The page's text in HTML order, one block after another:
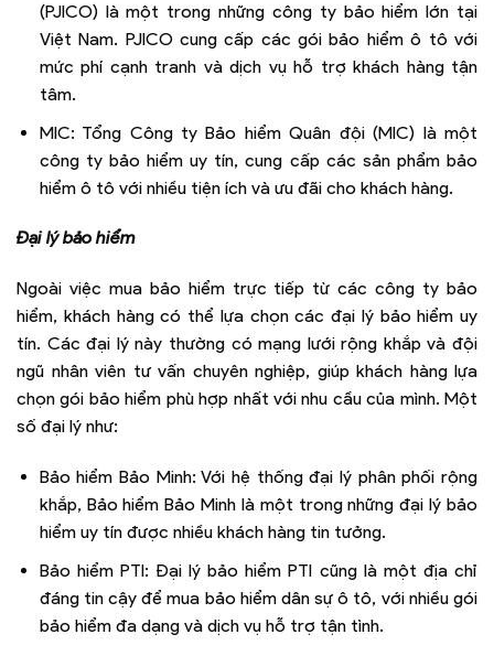
(PJICO) là một trong những công ty bảo hiểm lớn tại
Việt Nam. PJICO cung cấp các gói bảo hiểm ô tô với
mức phí cạnh tranh và dịch vụ hỗ trợ khách hàng tận
tâm.
MIC: Tổng Công ty Bảo hiểm Quân đội (MIC) là một
công ty bảo hiểm uy tín, cung cấp các sản phẩm bảo
hiểm ô tô với nhiều tiện ích và ưu đãi cho khách hàng.
Đại lý bảo hiểm
Ngoài việc mua bảo hiểm trực tiếp từ các công ty bảo
hiểm, khách hàng có thể lựa chọn các đại lý bảo hiểm uy
tín. Các đại lý này thường có mạng lưới rộng khắp và đội
ngũ nhân viên tư vấn chuyên nghiệp, giúp khách hàng lựa
chọn gói bảo hiểm phù hợp nhất với nhu cầu của mình. Một
số đại lý như:
Bảo hiểm Bảo Minh: Với hệ thống đại lý phân phối rộng
khắp, Bảo hiểm Bảo Minh là một trong những đại lý bảo
hiểm uy tín được nhiều khách hàng tin tưởng.
Bảo hiểm PTI: Đại lý bảo hiểm PTI cũng là một địa chỉ
đáng tin cậy để mua bảo hiểm dân sự ô tô, với nhiều gói
bảo hiểm đa dạng và dịch vụ hỗ trợ tận tình.